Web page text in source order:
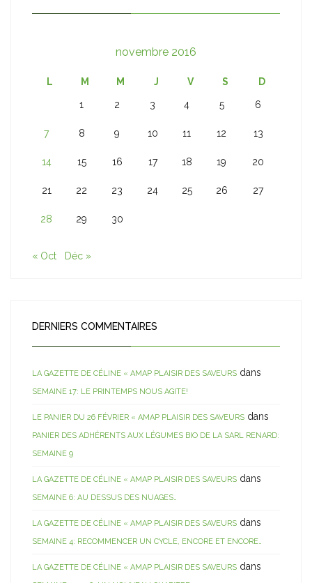
novembre 2016
L M M J V S D
1 2 3 4 5 6
7 8 9 10 11 12 13
14 15 16 17 18 19 20
21 22 23 24 25 26 27
28 29 30
« Oct Déc »
DERNIERS COMMENTAIRES
LA GAZETTE DE CÉLINE « AMAP PLAISIR DES SAVEURS dans
SEMAINE 17: LE PRINTEMPS NOUS AGITE!
LE PANIER DU 26 FÉVRIER « AMAP PLAISIR DES SAVEURS dans
PANIER DES ADHÉRENTS AUX LÉGUMES BIO DE LA SARL RENARD:
SEMAINE 9
LA GAZETTE DE CÉLINE « AMAP PLAISIR DES SAVEURS dans
SEMAINE 6: AU DESSUS DES NUAGES…
LA GAZETTE DE CÉLINE « AMAP PLAISIR DES SAVEURS dans
SEMAINE 4: RECOMMENCER UN CYCLE, ENCORE ET ENCORE…
LA GAZETTE DE CÉLINE « AMAP PLAISIR DES SAVEURS dans